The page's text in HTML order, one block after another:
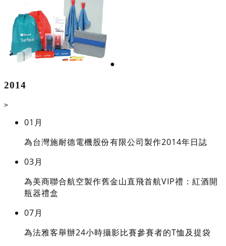
●
2014
>
01月
為台灣施耐德電機股份有限公司製作2014年日誌
03月
為美商聯合航空製作舊金山直飛首航VIP禮：紅酒開
瓶器禮盒
07月
為法雅客舉辦24小時攝影比賽參賽者的T恤及提袋